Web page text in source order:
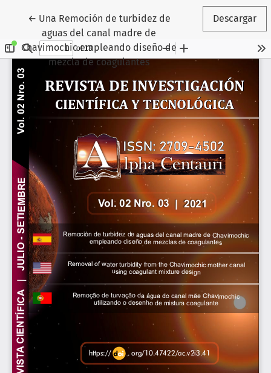
← Volver a los detalles del artículo
Una Remoción de turbidez de
aguas del canal madre de
Chavimochic empleando diseño de
mezcla de coagulantes
Descargar